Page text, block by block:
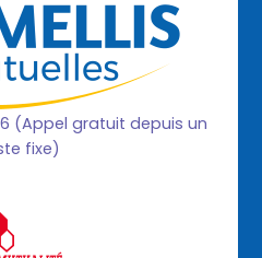
(Appel gratuit depuis un
fixe)